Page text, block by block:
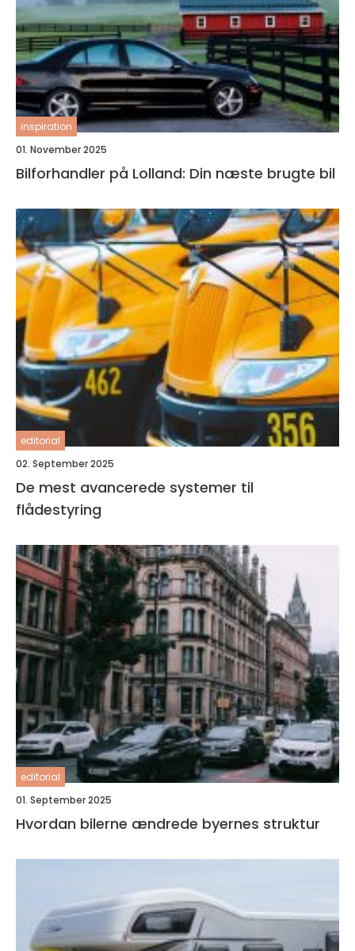
inspiration
01. November 2025
Bilforhandler på Lolland: Din næste brugte bil
editorial
02. September 2025
De mest avancerede systemer til
flådestyring
editorial
01. September 2025
Hvordan bilerne ændrede byernes struktur